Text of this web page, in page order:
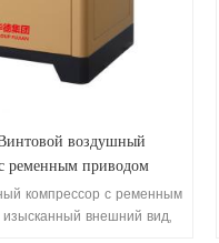
воздушный
ременным приводом
компрессор с ременным
внешний вид,